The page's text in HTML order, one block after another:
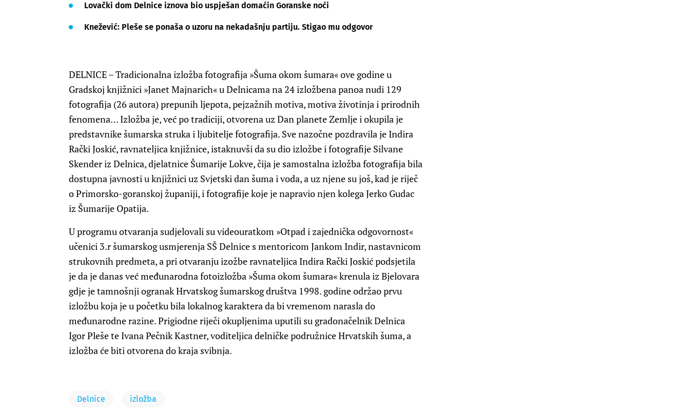
Lovački dom Delnice iznova bio uspješan domaćin Goranske noći
Knežević: Pleše se ponaša o uzoru na nekadašnju partiju. Stigao mu odgovor
DELNICE – Tradicionalna izložba fotografija »Šuma okom šumara« ove godine u
Gradskoj knjižnici »Janet Majnarich« u Delnicama na 24 izložbena panoa nudi 129
fotografija (26 autora) prepunih ljepota, pejzažnih motiva, motiva životinja i prirodnih
fenomena… Izložba je, već po tradiciji, otvorena uz Dan planete Zemlje i okupila je
predstavnike šumarska struka i ljubitelje fotografija. Sve nazočne pozdravila je Indira
Rački Joskić, ravnateljica knjižnice, istaknuvši da su dio izložbe i fotografije Silvane
Skender iz Delnica, djelatnice Šumarije Lokve, čija je samostalna izložba fotografija bila
dostupna javnosti u knjižnici uz Svjetski dan šuma i voda, a uz njene su još, kad je riječ
o Primorsko-goranskoj županiji, i fotografije koje je napravio njen kolega Jerko Gudac
iz Šumarije Opatija.
U programu otvaranja sudjelovali su videouratkom »Otpad i zajednička odgovornost«
učenici 3.r šumarskog usmjerenja SŠ Delnice s mentoricom Jankom Indir, nastavnicom
strukovnih predmeta, a pri otvaranju izožbe ravnateljica Indira Rački Joskić podsjetila
je da je danas već međunarodna fotoizložba »Šuma okom šumara« krenula iz Bjelovara
gdje je tamnošnji ogranak Hrvatskog šumarskog društva 1998. godine održao prvu
izložbu koja je u početku bila lokalnog karaktera da bi vremenom narasla do
međunarodne razine. Prigiodne riječi okupljenima uputili su gradonačelnik Delnica
Igor Pleše te Ivana Pečnik Kastner, voditeljica delničke podružnice Hrvatskih šuma, a
izložba će biti otvorena do kraja svibnja.
Delnice izložba